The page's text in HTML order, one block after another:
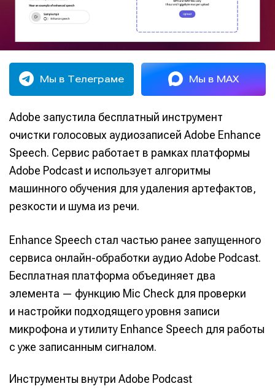
Мы в Телеграме Мы в MAX
Adobe запустила бесплатный инструмент
очистки голосовых аудиозаписей Adobe Enhance
Speech. Сервис работает в рамках платформы
Adobe Podcast и использует алгоритмы
машинного обучения для удаления артефактов,
резкости и шума из речи.
Enhance Speech стал частью ранее запущенного
сервиса онлайн-обработки аудио Adobe Podcast.
Бесплатная платформа объединяет два
элемента — функцию Mic Check для проверки
и настройки подходящего уровня записи
микрофона и утилиту Enhance Speech для работы
с уже записанным сигналом.
Инструменты внутри Adobe Podcast